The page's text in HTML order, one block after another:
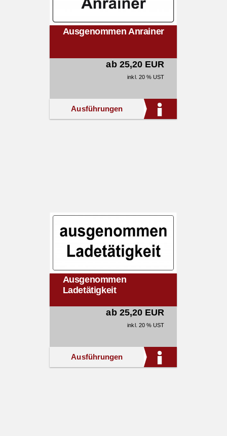
Ausgenommen Anrainer
ab 25,20 EUR
inkl. 20 % UST
Ausführungen
Ausgenommen
Ladetätigkeit
ab 25,20 EUR
inkl. 20 % UST
Ausführungen